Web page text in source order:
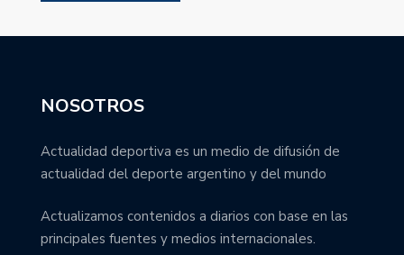
NOSOTROS
Actualidad deportiva es un medio de difusión de
actualidad del deporte argentino y del mundo
Actualizamos contenidos a diarios con base en las
principales fuentes y medios internacionales.